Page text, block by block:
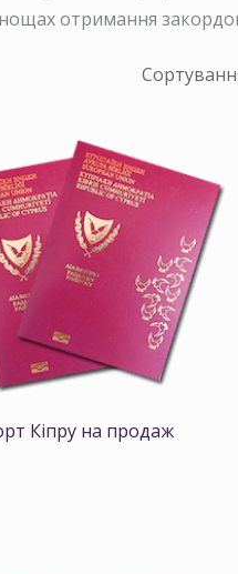
отримання
Кіпру на продаж